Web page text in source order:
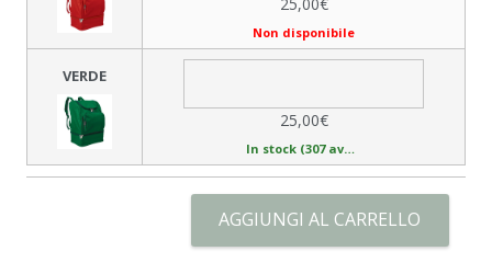
Non disponibile
VERDE
25,00€
In stock (307 available)
AGGIUNGI AL CARRELLO